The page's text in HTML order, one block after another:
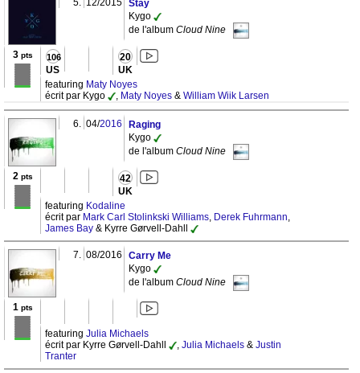
5. 12/2015 Stay
Kygo
de l'album Cloud Nine
3pts
106
US
20
UK
featuring Maty Noyes
écrit par Kygo
, Maty Noyes & William Wiik Larsen
6. 04/2016
Raging
Kygo
de l'album Cloud Nine
2 pts 42
UK
featuring Kodaline
écrit par Mark Carl Stolinkski Williams, Derek Fuhrmann,
James Bay & Kyrre Gørvell-Dahll
7. 08/2016
Carry Me
Kygo
de l'album Cloud Nine
1 pts
featuring Julia Michaels
écrit par Kyrre Gørvell-Dahll
, Julia Michaels & Justin
Tranter